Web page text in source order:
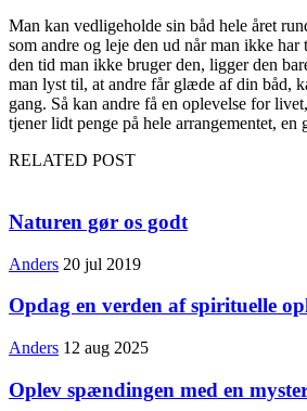
Man kan vedligeholde sin båd hele året
som andre og leje den ud når man ikke
den tid man ikke bruger den, ligger den
man lyst til, at andre får glæde af din båd,
gang. Så kan andre få en oplevelse for
tjener lidt penge på hele arrangementet,
RELATED POST
Naturen gør os godt
Anders 20 jul 2019
Opdag en verden af spirituelle
Anders 12 aug 2025
Oplev spændingen med en